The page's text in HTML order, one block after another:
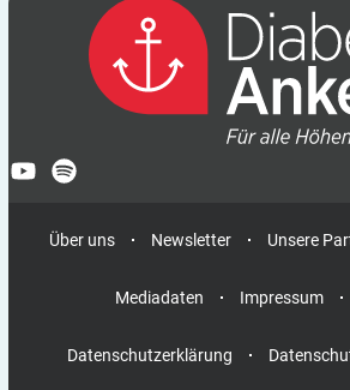
Über uns Newsletter Unsere
Mediadaten Impressum
Datenschutzerklärung